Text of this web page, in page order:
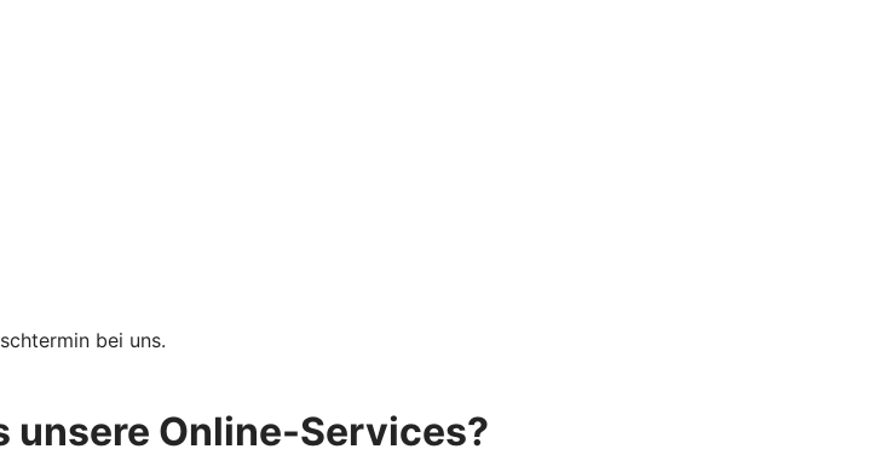
bei uns.
unsere Online-Services?